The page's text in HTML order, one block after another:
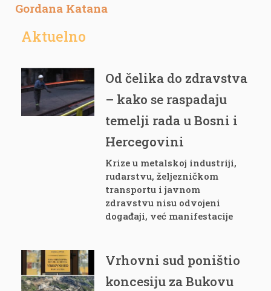
Gordana Katana
Aktuelno
Od čelika do zdravstva
– kako se raspadaju
temelji rada u Bosni i
Hercegovini
Krize u metalskoj industriji,
rudarstvu, željezničkom
transportu i javnom
zdravstvu nisu odvojeni
događaji, već manifestacije
Vrhovni sud poništio
koncesiju za Bukovu